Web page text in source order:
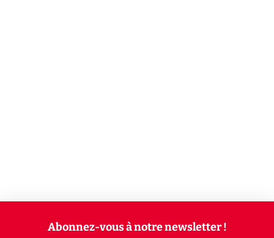
Abonnez-vous à notre newsletter !